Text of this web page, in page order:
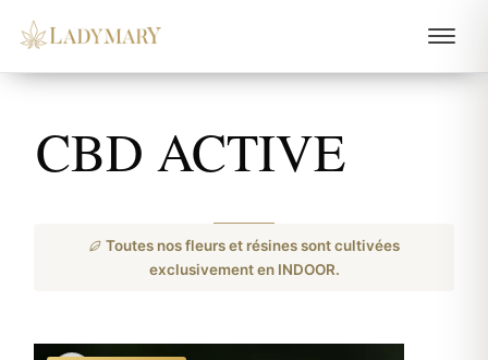
CBD ACTIVE
Toutes nos fleurs et résines sont cultivées
exclusivement en INDOOR.